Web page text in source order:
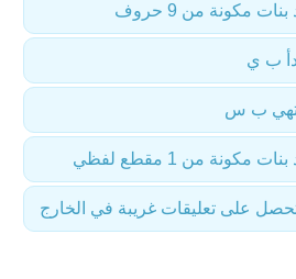
مكونة من 9 حروف
ب ي
ب س
مكونة من 1 مقطع لفظي
على تعليقات غريبة في الخارج